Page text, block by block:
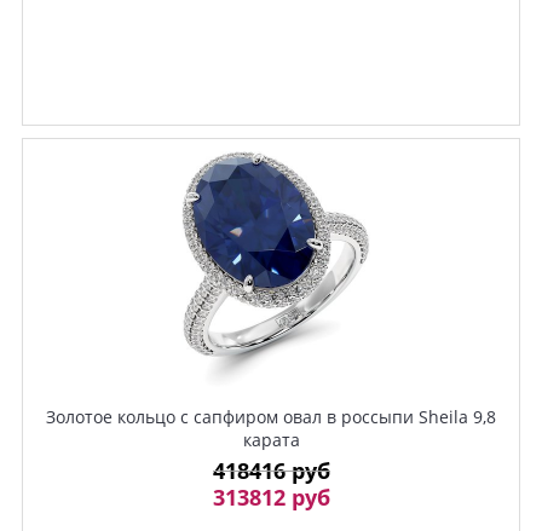
Золотое кольцо с сапфиром овал в россыпи Sheila 9,8
карата
418416 руб
313812 руб